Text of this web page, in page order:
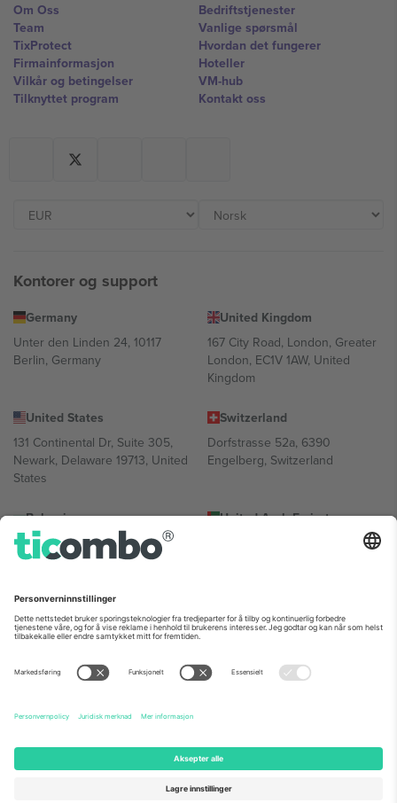
Om Oss
Team
TixProtect
Firmainformasjon
Vilkår og betingelser
Tilknyttet program
Bedriftstjenester
Vanlige spørsmål
Hvordan det fungerer
Hoteller
VM-hub
Kontakt oss
Kontorer og support
Germany
Unter den Linden 24, 10117
Berlin, Germany
United Kingdom
167 City Road, London, Greater
London, EC1V 1AW, United
Kingdom
United States
131 Continental Dr, Suite 305,
Newark, Delaware 19713, United
States
Switzerland
Dorfstrasse 52a, 6390
Engelberg, Switzerland
Bulgaria
Regus Sofia City West, bul
Totleben 53-55, 1606 Sofia,
United Arab Emirates
UAE Dubai Silicon Oasis, DDP
Mexico
Av Chapultepec 360, Roma
Norte, Cuauhtémoc, 06700
Ciudad de México, CDMX,
sted, begivenhet og/eller domene. For detaljer, sjekk spesifikke
arrangementsside, forlag og vilkår.,Firmainformasjon
2026 Ticombo. Alle rettigheter reservert.